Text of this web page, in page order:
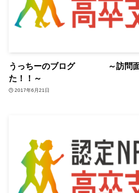
うっちーのブログ ～訪問面
た！！～
2017年6月21日